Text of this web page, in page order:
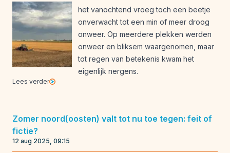
het vanochtend vroeg toch een beetje
onverwacht tot een min of meer droog
onweer. Op meerdere plekken werden
onweer en bliksem waargenomen, maar
tot regen van betekenis kwam het
eigenlijk nergens.
Lees verder
Zomer noord(oosten) valt tot nu toe tegen: feit of
fictie?
12 aug 2025, 09:15